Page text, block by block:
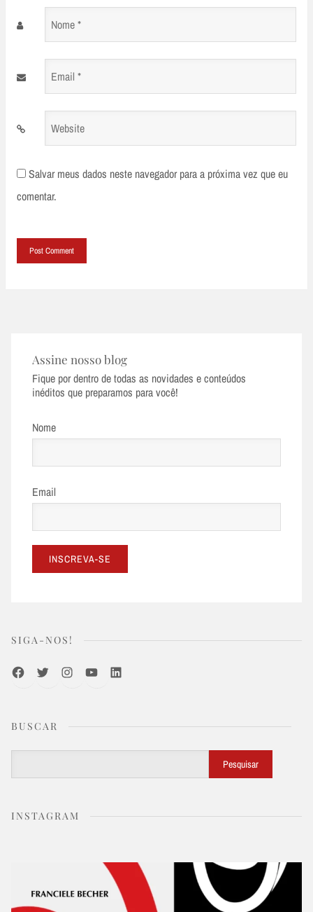
Nome
Email
Website
Salvar meus dados neste navegador para a próxima vez que eu
comentar.
Assine nosso blog
Fique por dentro de todas as novidades e conteúdos
inéditos que preparamos para você!
Nome
Email
SIGA-NOS!
FacebookTwitterInstagramYoutubeLinkedIn
BUSCAR
Pesquisar
INSTAGRAM